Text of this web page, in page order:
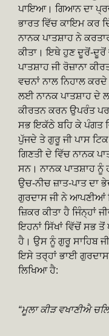
ਪਾਇਆ। ਗਿਆਨ ਦਾ
ਭਾਰਤ ਵਿੱਚ ਕਾਇਮ ਕਰ
ਨਾਨਕ ਪਾਤਸ਼ਾਹ ਨੇ
ਕੀਤਾ। ਇਥੇ ਹੁਣ ਦੂਰੋਂ-
ਪਾਤਸ਼ਾਹ ਜੀ ਰੋਜ਼ਾਨਾ
ਵਚਨਾਂ ਨਾਲ ਨਿਹਾਲ
ਲਈ ਨਾਨਕ ਪਾਤਸ਼ਾਹ ਦੇ
ਕੀਰਤਨ ਕਰਨ ਉਪਰੰਤ
ਸਭ ਇਕੱਠੇ ਬਹਿ ਕੇ ਪੰਗਤ
ਪੁੱਜਦੇ ਤੇ ਗੁਰੂ ਜੀ ਪਾਸ
ਗਿਣਤੀ ਦੇ ਵਿੱਚ ਨਾਨਕ
ਸਨ। ਨਾਨਕ ਪਾਤਸ਼ਾਹ ਨੂੰ
ਉਚ-ਨੀਚ ਜ਼ਾਤ-ਪਾਤ ਦਾ
ਗੁਰਦਾਸ ਜੀ ਨੇ ਆਪਣੀਆਂ
ਜ਼ਿਕਰ ਕੀਤਾ ਹੈ ਜਿੰਨ੍ਹਾਂ
ਇਹਨਾਂ ਸਿੱਖਾਂ ਵਿੱਚੋਂ ਸਭ ਤੋਂ
ਹੈ। ਉਸ ਨੂੰ ਗੁਰੂ ਸਾਹਿਬ ਜੀ
ਇਸੇ ਤਰ੍ਹਾਂ ਭਾਈ ਗੁਰਦਾਸ
ਲਿਖਿਆ ਹੈ:
“ਮੂਲਾ ਕੀੜ ਵਖਾਣੀਐ